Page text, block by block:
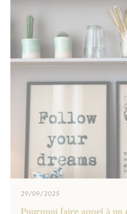
Pourquoi faire appel à un
29/09/2025